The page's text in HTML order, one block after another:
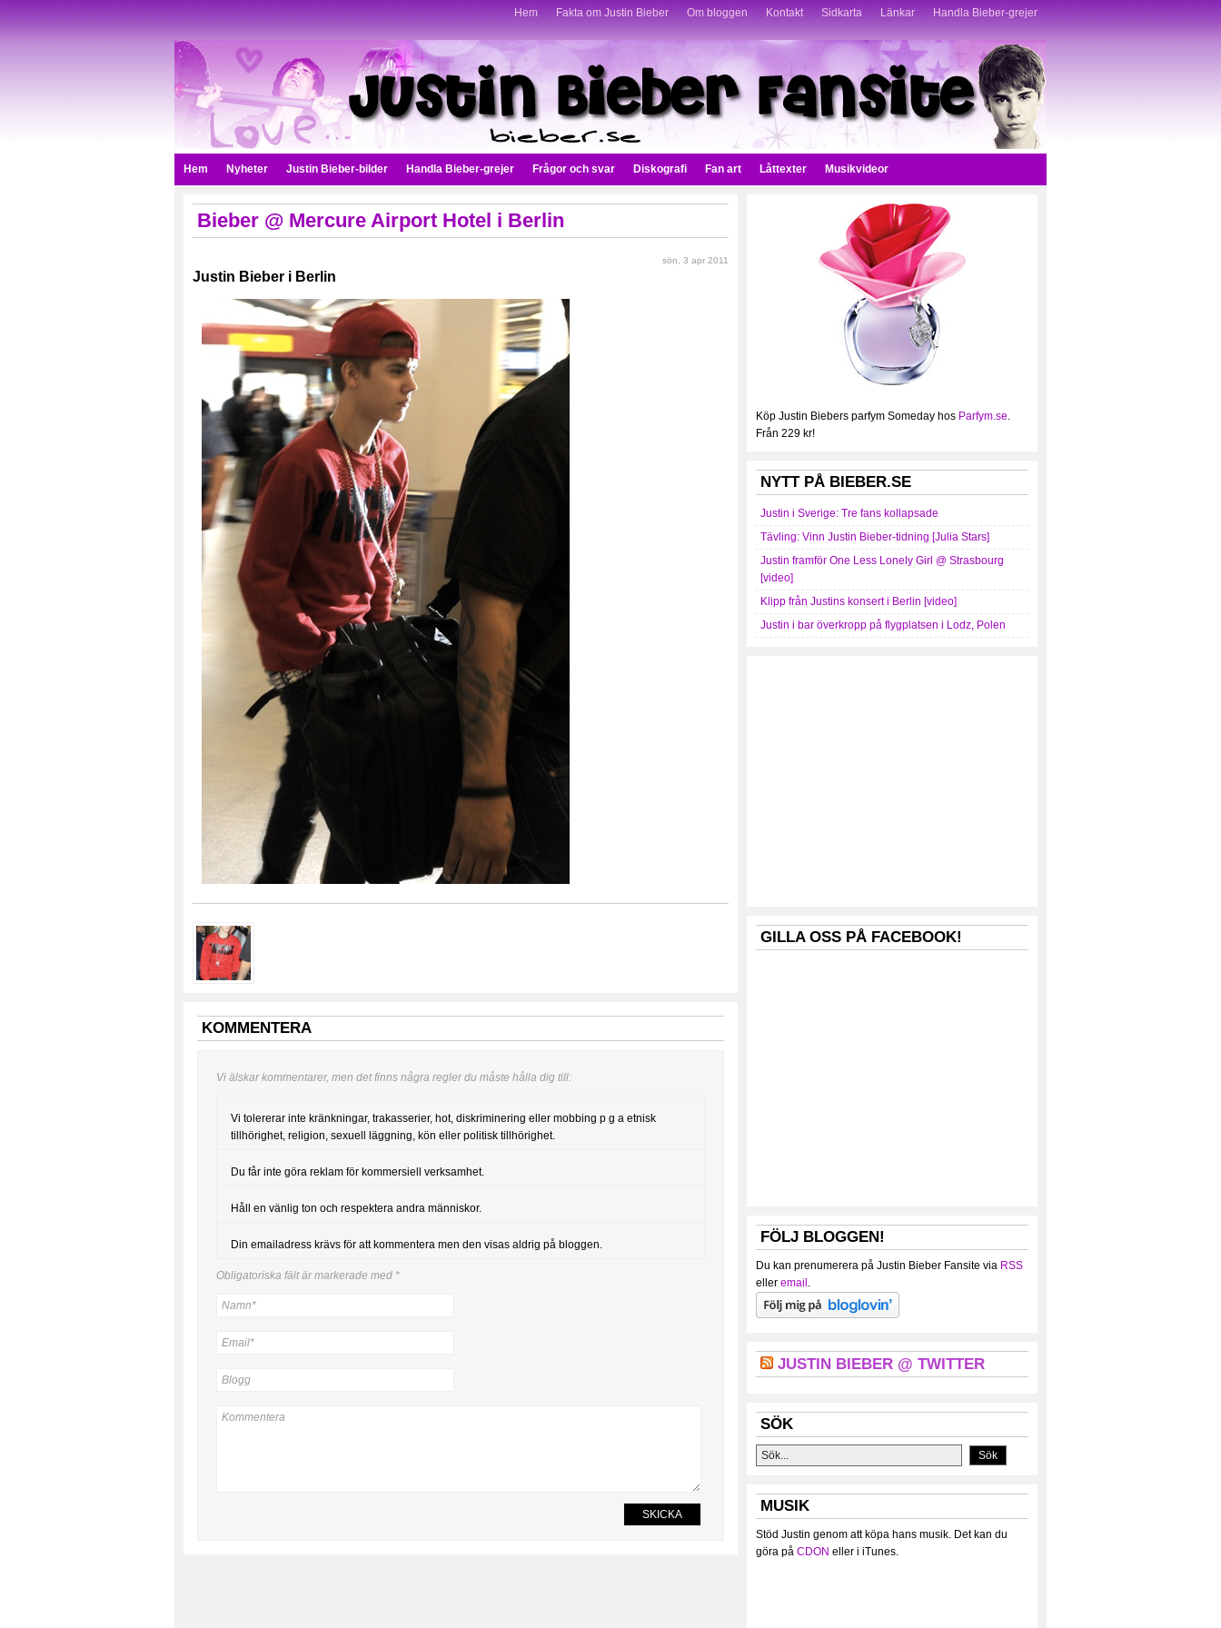
Hem Fakta om Justin Bieber Om bloggen Kontakt Sidkarta Länkar Handla Bieber-grejer
Hem Nyheter Justin Bieber-bilder Handla Bieber-grejer Frågor och svar Diskografi Fan art Låttexter Musikvideor
Bieber @ Mercure Airport Hotel i Berlin
sön, 3 apr 2011
Justin Bieber i Berlin
KOMMENTERA
Vi älskar kommentarer, men det finns några regler du måste hålla dig till:
Vi tolererar inte kränkningar, trakasserier, hot, diskriminering eller mobbing p g a etnisk
tillhörighet, religion, sexuell läggning, kön eller politisk tillhörighet.
Du får inte göra reklam för kommersiell verksamhet.
Håll en vänlig ton och respektera andra människor.
Din emailadress krävs för att kommentera men den visas aldrig på bloggen.
Obligatoriska fält är markerade med *
Köp Justin Biebers parfym Someday hos Parfym.se.
Från 229 kr!
NYTT PÅ BIEBER.SE
Justin i Sverige: Tre fans kollapsade
Tävling: Vinn Justin Bieber-tidning [Julia Stars]
Justin framför One Less Lonely Girl @ Strasbourg
[video]
Klipp från Justins konsert i Berlin [video]
Justin i bar överkropp på flygplatsen i Lodz, Polen
GILLA OSS PÅ FACEBOOK!
FÖLJ BLOGGEN!
Du kan prenumerera på Justin Bieber Fansite via RSS
eller email .
JUSTIN BIEBER @ TWITTER
SÖK
MUSIK
Stöd Justin genom att köpa hans musik. Det kan du
göra på CDON eller i iTunes.